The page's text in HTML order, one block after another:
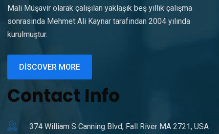
Mali Müşavir olarak çalışılan yaklaşık beş yıllık çalışma
sonrasında Mehmet Ali Kaynar tarafından 2004 yılında
kurulmuştur.
DISCOVER MORE
Contact Info
374 William S Canning Blvd, Fall River MA 2721, USA